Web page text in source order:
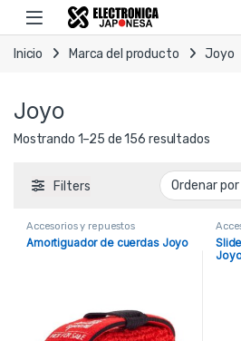
Skip to navigation
Skip to content
Open
Inicio Marca del producto Joyo
Joyo
Mostrando 1–25 de 156 resultados
Filters
Accesorios y repuestos
Amortiguador de cuerdas Joyo